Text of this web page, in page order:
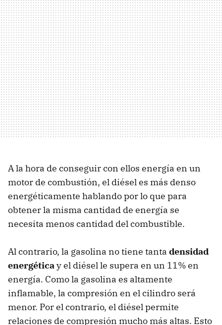
A la hora de conseguir con ellos energía en un
motor de combustión, el diésel es más denso
energéticamente hablando por lo que para
obtener la misma cantidad de energía se
necesita menos cantidad del combustible.
Al contrario, la gasolina no tiene tanta densidad
energéticay el diésel le supera en un 11% en
energía. Como la gasolina es altamente
inflamable, la compresión en el cilindro será
menor. Por el contrario, el diésel permite
relaciones de compresión mucho más altas. Esto